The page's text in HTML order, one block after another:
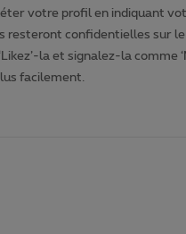
votre profil en indiquant
resteront confidentielles sur
la et signalez-la comme
facilement.